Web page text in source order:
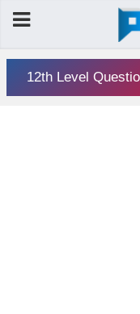
12th Level